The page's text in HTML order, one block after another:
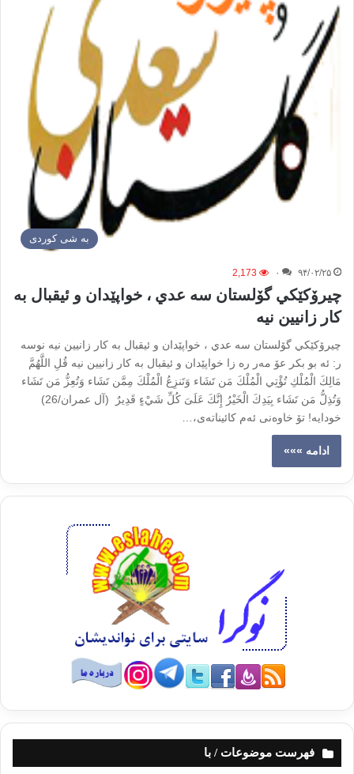
به شی کوردی
۹۴/۰۲/۲۵ ۰ 2,173
چيرۆکێکي گۆلستان سه عدي ، خواپێدان و ئيقبال به
کار زانيين نيە
چيرۆکێکي گۆلستان سه عدي ، خواپێدان و ئيقبال به کار زانيين نيە نوسه
ر: ئە بو بکر عۆ مەر ره زا خواپێدان و ئيقبال به کار زانيين نيە قُلِ اللَّهُمَّ
مَالِكَ الْمُلْكِ تُؤْتِي الْمُلْكَ مَن تَشَاء وَتَنزِعُ الْمُلْكَ مِمَّن تَشَاء وَتُعِزُّ مَن تَشَاء
وَتُذِلُّ مَن تَشَاء بِيَدِكَ الْخَيْرُ إِنَّكَ عَلَىَ كُلِّ شَيْءٍ قَدِيرٌ (آل عمران/26)
خودایه‌! تۆ خاوه‌نی ئه‌م کائیناته‌ی،…
ادامه »»»
فهرست موضوعات / با